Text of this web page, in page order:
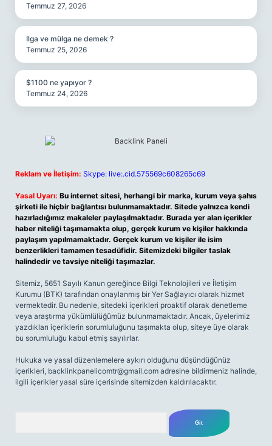
Temmuz 27, 2026
Ilga ve mülga ne demek ?
Temmuz 25, 2026
$1100 ne yapıyor ?
Temmuz 24, 2026
Reklam ve İletişim: Skype: live:.cid.575569c608265c69
Yasal Uyarı: Bu internet sitesi, herhangi bir marka, kurum veya şahıs
şirketi ile hiçbir bağlantısı bulunmamaktadır. Sitede yalnızca kendi
hazırladığımız makaleler paylaşılmaktadır. Burada yer alan içerikler
haber niteliği taşımamakta olup, gerçek kurum ve kişiler hakkında
paylaşım yapılmamaktadır. Gerçek kurum ve kişiler ile isim
benzerlikleri tamamen tesadüfidir. Sitemizdeki bilgiler taslak
halindedir ve tavsiye niteliği taşımazlar.
Sitemiz, 5651 Sayılı Kanun gereğince Bilgi Teknolojileri ve İletişim
Kurumu (BTK) tarafından onaylanmış bir Yer Sağlayıcı olarak hizmet
vermektedir. Bu nedenle, sitedeki içerikleri proaktif olarak denetleme
veya araştırma yükümlülüğümüz bulunmamaktadır. Ancak, üyelerimiz
yazdıkları içeriklerin sorumluluğunu taşımakta olup, siteye üye olarak
bu sorumluluğu kabul etmiş sayılırlar.
Hukuka ve yasal düzenlemelere aykırı olduğunu düşündüğünüz
içerikleri, backlinkpanelicomtr@gmail.com adresine bildirmeniz halinde,
ilgili içerikler yasal süre içerisinde sitemizden kaldırılacaktır.